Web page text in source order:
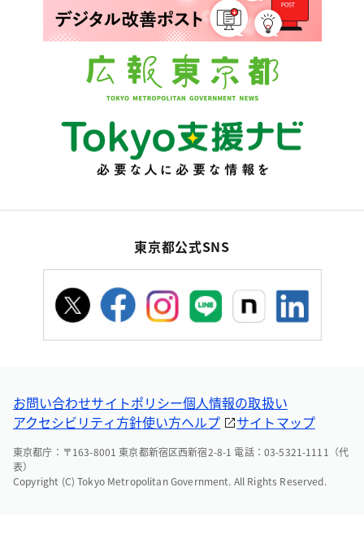
東京都公式SNS
お問い合わせサイトポリシー個人情報の取扱い
アクセシビリティ方針使い方ヘルプ サイトマップ
東京都庁：〒163-8001 東京都新宿区西新宿2-8-1 電話：03-5321-1111（代
表）
Copyright (C) Tokyo Metropolitan Government. All Rights Reserved.